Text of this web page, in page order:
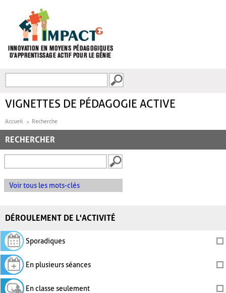
FORMULAIRE DE
VIGNETTES DE PÉDAGOGIE ACTIVE
Accueil Recherche
RECHERCHER
Voir tous les mots-clés
DÉROULEMENT DE L'ACTIVITÉ
Sporadiques
En plusieurs séances
En classe seulement